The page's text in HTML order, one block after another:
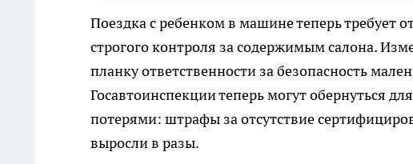
Поездка с ребенком в машине теперь требует
строгого контроля за содержимым салона.
планку ответственности за безопасность
Госавтоинспекции теперь могут обернуться
потерями: штрафы за отсутствие
выросли в разы.